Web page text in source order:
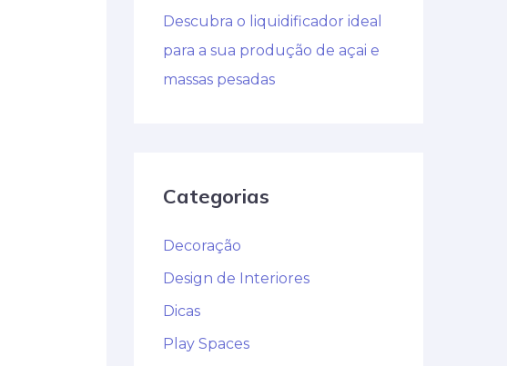
Descubra o liquidificador ideal
para a sua produção de açai e
massas pesadas
Categorias
Decoração
Design de Interiores
Dicas
Play Spaces